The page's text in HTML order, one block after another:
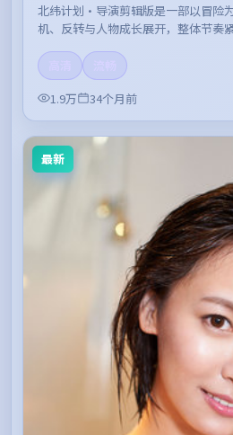
北纬计划·导演剪辑版是一部以冒险
机、反转与人物成长展开，整体节奏
1.9万
34个月前
最新